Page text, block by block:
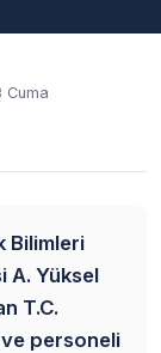
Cuma
Bilimleri
A. Yüksel
T.C.
ve personeli